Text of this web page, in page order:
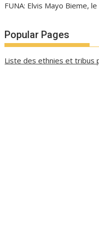
FUNA: Elvis Mayo Bieme,
Popular Pages
Liste des ethnies et tribus